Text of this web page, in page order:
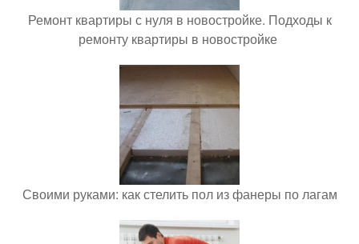
Ремонт квартиры с нуля в новостройке. Подходы к
ремонту квартиры в новостройке
Своими руками: как стелить пол из фанеры по лагам